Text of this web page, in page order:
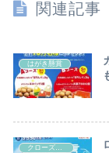
関連記事
はがき懸賞
クローズド懸賞